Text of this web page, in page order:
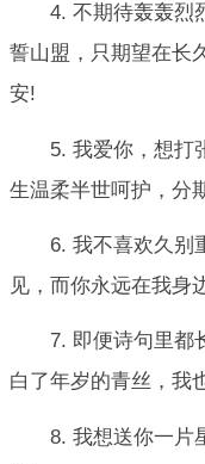
4. 不期待轰轰烈
誓山盟，只期望在长
安!
5. 我爱你，想打
生温柔半世呵护，分
6. 我不喜欢久别
见，而你永远在我身
7. 即便诗句里都
白了年岁的青丝，我
8. 我想送你一片